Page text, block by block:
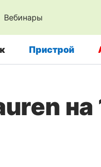
Вебинары
Пристрой
на